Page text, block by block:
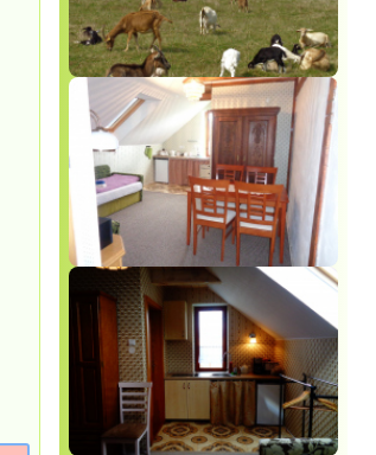
Termín od 2026-07-31 |Autocamping
Divín - Ružiná
1 miesto pre jeden stan 3 dospelý a
jedno babatko1 miesto prípojka